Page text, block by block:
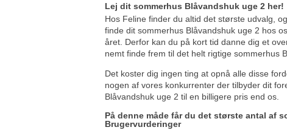
Lej dit sommerhus Blåvandshuk uge 2 her!
Hos Feline finder du altid det største udvalg,
finde dit sommerhus Blåvandshuk uge 2 hos
året. Derfor kan du på kort tid danne dig et
nemt finde frem til det helt rigtige sommerhus
Det koster dig ingen ting at opnå alle disse
nogen af vores konkurrenter der tilbyder dit
Blåvandshuk uge 2 til en billigere pris end os.
På denne måde får du det største antal af
Brugervurderinger